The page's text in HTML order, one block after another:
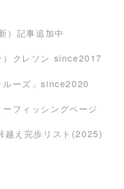
）記事追加中
）クレソン since2017
ルーズ」since2020
フィッシングページ
越え完歩リスト(2025)